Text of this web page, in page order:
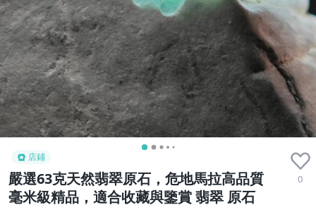
店鋪
嚴選63克天然翡翠原石，危地馬拉高品質
毫米級精品，適合收藏與鑒賞 翡翠 原石
0